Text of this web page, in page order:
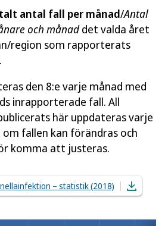
antal fall per månad/Antal
och månaddet valda året
region som rapporterats
den 8:e varje månad med
inrapporterade fall. All
här uppdateras varje
fallen kan förändras och
komma att justeras.
– statistik (2018)